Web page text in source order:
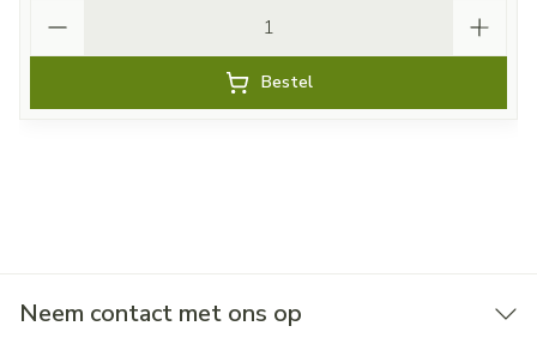
Bestel
Neem contact met ons op